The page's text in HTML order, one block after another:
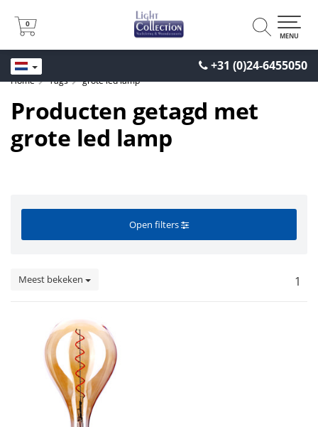
+31 (0)24-6455050
0
0
MENU
Home Tags grote led lamp
Producten getagd met
grote led lamp
Open filters
Meest bekeken 1